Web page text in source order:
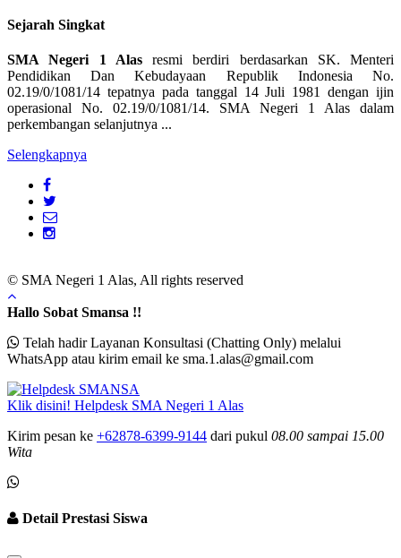
Sejarah Singkat
SMA Negeri 1 Alasresmi berdiri berdasarkan SK. Menteri
Pendidikan Dan Kebudayaan Republik Indonesia No.
02.19/0/1081/14 tepatnya pada tanggal 14 Juli 1981 dengan ijin
operasional No. 02.19/0/1081/14. SMA Negeri 1 Alas dalam
perkembangan selanjutnya ...
Selengkapnya
© SMA Negeri 1 Alas, All rights reserved
Hallo Sobat Smansa !!
Telah hadir Layanan Konsultasi (Chatting Only) melalui
WhatsApp atau kirim email ke sma.1.alas@gmail.com
Klik disini! Helpdesk SMA Negeri 1 Alas
Kirim pesan ke +62878-6399-9144 dari pukul 08.00 sampai 15.00
Wita
Detail Prestasi Siswa